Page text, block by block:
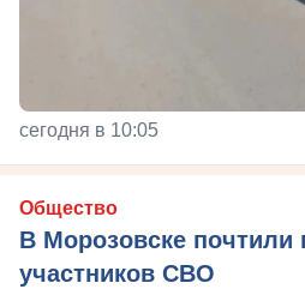
сегодня в 10:05
Общество
В Морозовске почтили
участников СВО